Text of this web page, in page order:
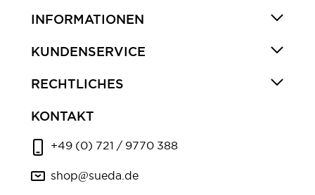
INFORMATIONEN
KUNDENSERVICE
RECHTLICHES
KONTAKT
+49 (0) 721 / 9770 388
shop@sueda.de